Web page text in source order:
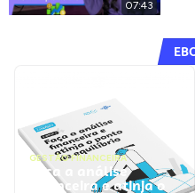
07:43
GESTÃO FINANCEIRA
Faça a análise
financeira e atinja o